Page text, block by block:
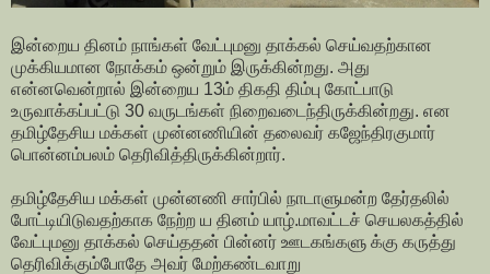
இன்றைய தினம் நாங்கள் வேட்புமனு தாக்கல் செய்வதற்கான
முக்கியமான நோக்கம் ஒன்றும் இருக்கின்றது. அது
என்னவென்றால் இன்றைய 13ம் திகதி திம்பு கோட்பாடு
உருவாக்கப்பட்டு 30 வருடங்கள் நிறைவடைந்திருக்கின்றது. என
தமிழ்தேசிய மக்கள் முன்னணியின் தலைவர் கஜேந்திரகுமார்
பொன்னம்பலம் தெரிவித்திருக்கின்றார்.
தமிழ்தேசிய மக்கள் முன்னணி சார்பில் நாடாளுமன்ற தேர்தலில்
போட்டியிடுவதற்காக நேற்ற ய தினம் யாழ்.மாவட்டச் செயலகத்தில்
வேட்புமனு தாக்கல் செய்ததன் பின்னர் ஊடகங்களு க்கு கருத்து
தெரிவிக்கும்போதே அவர் மேற்கண்டவாறு